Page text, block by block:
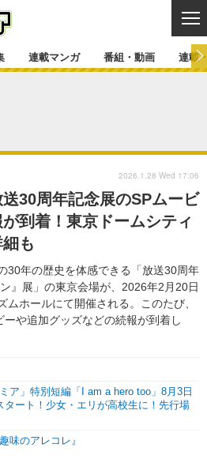
マンガ
イベント
新帝スタ
カバー
連載一覧
ラジオ
連載マンガ 番組・動画 連載
送30周年記念展のSPムービ
到着！東京ドームシティ
も
30年の歴史を体感できる「放送30周年
』展」の東京会場が、2026年2月20日
ムホールにて開催される。このたび、
や追加グッズなどの続報が到着し
ア」特別短編「I am a hero too」8月3日
タート！少女・エリが高校生に！先行場
味のアレコレ』
2026.1.28 Wed 17:06